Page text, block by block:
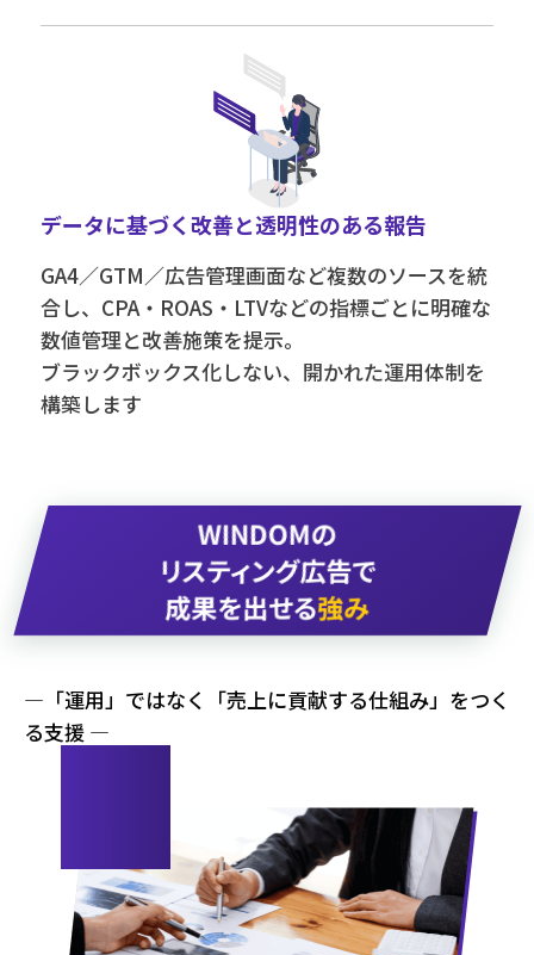
データに基づく改善と透明性のある報告
GA4／GTM／広告管理画面など複数のソースを統
合し、CPA・ROAS・LTVなどの指標ごとに明確な
数値管理と改善施策を提示。
ブラックボックス化しない、開かれた運用体制を
構築します
WINDOMの
リスティング広告で
成果を出せる強み
—「運用」ではなく「売上に貢献する仕組み」をつく
る支援 —